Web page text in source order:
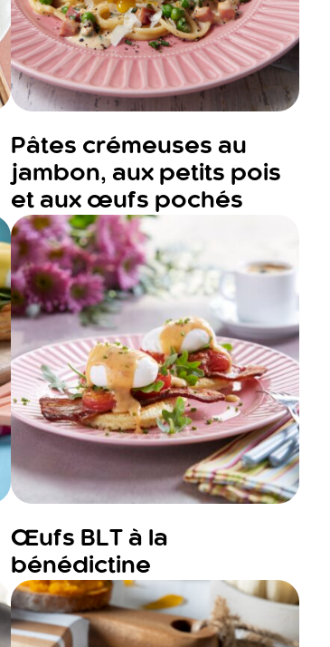
Pâtes crémeuses au
jambon, aux petits pois
et aux œufs pochés
Œufs BLT à la
bénédictine